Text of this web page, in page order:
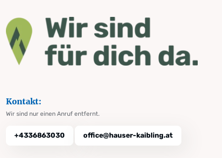
Kontakt:
Wir sind nur einen Anruf entfernt.
+4336863030 office@hauser-kaibling.at